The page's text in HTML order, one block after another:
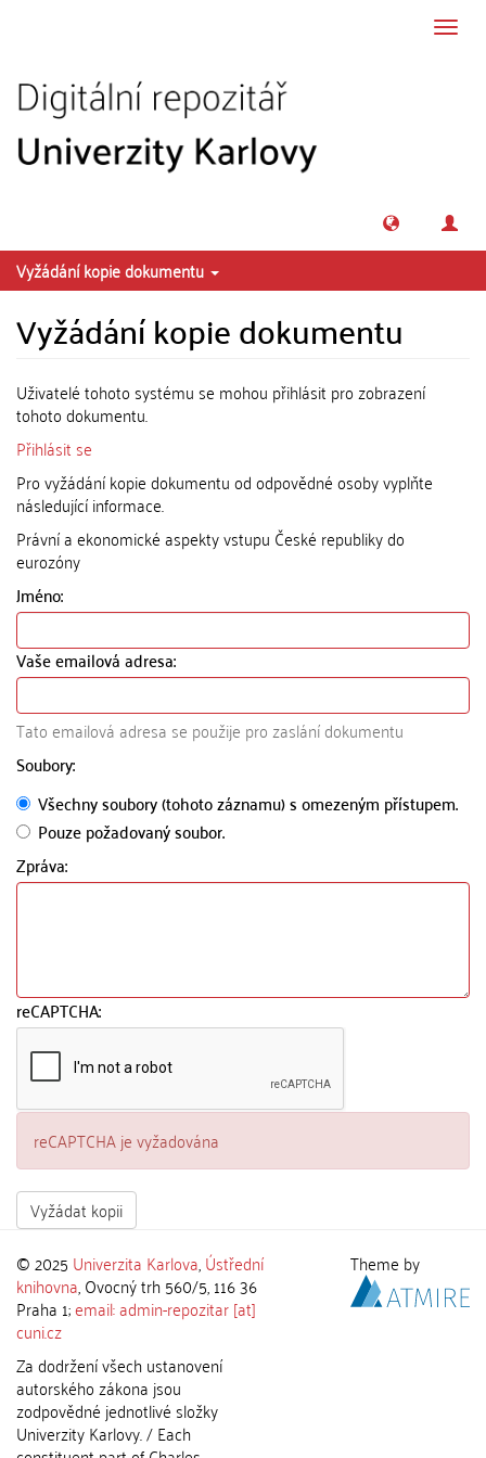
Vyžádání kopie dokumentu
Vyžádání kopie dokumentu
Uživatelé tohoto systému se mohou přihlásit pro zobrazení
tohoto dokumentu.
Přihlásit se
Pro vyžádání kopie dokumentu od odpovědné osoby vyplňte
následující informace.
Právní a ekonomické aspekty vstupu České republiky do
eurozóny
Jméno:
Vaše emailová adresa:
Tato emailová adresa se použije pro zaslání dokumentu
Soubory:
Všechny soubory (tohoto záznamu) s omezeným přístupem.
Pouze požadovaný soubor.
Zpráva:
reCAPTCHA:
reCAPTCHA je vyžadována
Vyžádat kopii
© 2025 Univerzita Karlova,Ústřední
knihovna, Ovocný trh 560/5, 116 36
Praha 1;email: admin-repozitar [at]
cuni.cz
Za dodržení všech ustanovení
autorského zákona jsou
zodpovědné jednotlivé složky
Univerzity Karlovy. / Each
Theme by